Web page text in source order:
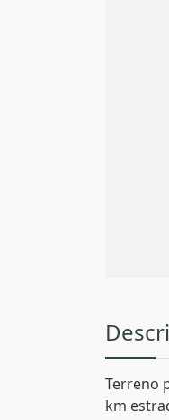
Terreno
km